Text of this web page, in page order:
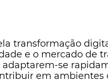
transformação
e o mercado de
adaptarem-se
em ambientes